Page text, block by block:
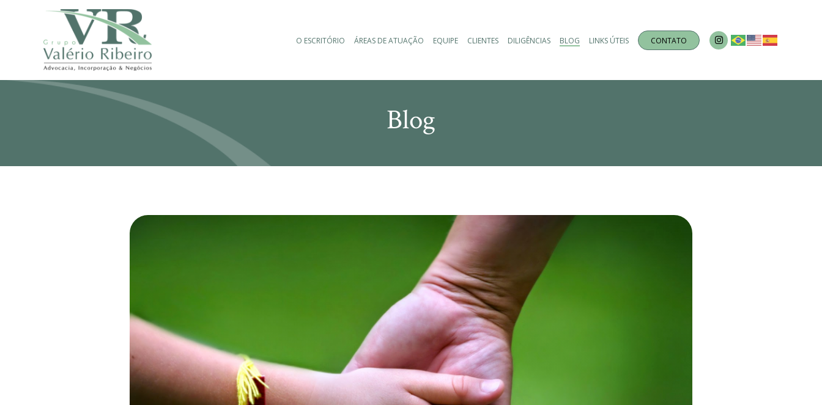
O ESCRITÓRIO ÁREAS DE ATUAÇÃO EQUIPE CLIENTES DILIGÊNCIAS BLOG LINKS ÚTEIS CONTATO
Blog